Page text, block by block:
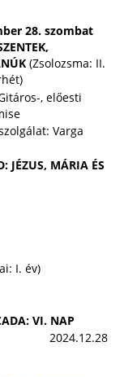
28. szombat
(Zsolozsma: II.
, előesti
Varga
JÉZUS, MÁRIA ÉS
I. év)
VI. NAP
2024.12.28